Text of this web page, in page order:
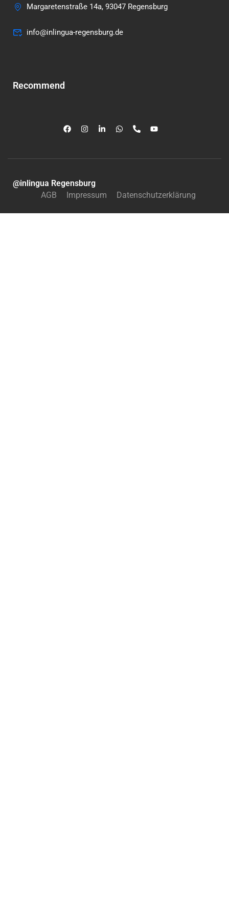
Margaretenstraße 14a, 93047 Regensburg
info@inlingua-regensburg.de
Recommend
@inlingua Regensburg
AGB
Impressum Datenschutzerklärung